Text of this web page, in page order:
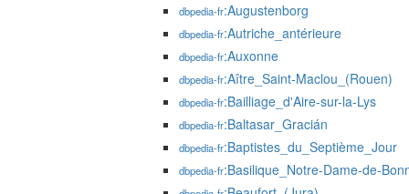
dbpedia-fr:Augustenborg
dbpedia-fr:Autriche_antérieure
dbpedia-fr:Auxonne
dbpedia-fr:Aître_Saint-Maclou_(Rouen)
dbpedia-fr:Bailliage_d'Aire-sur-la-Lys
dbpedia-fr:Baltasar_Gracián
dbpedia-fr:Baptistes_du_Septième_Jour
dbpedia-fr:Basilique_Notre-Dame-de-